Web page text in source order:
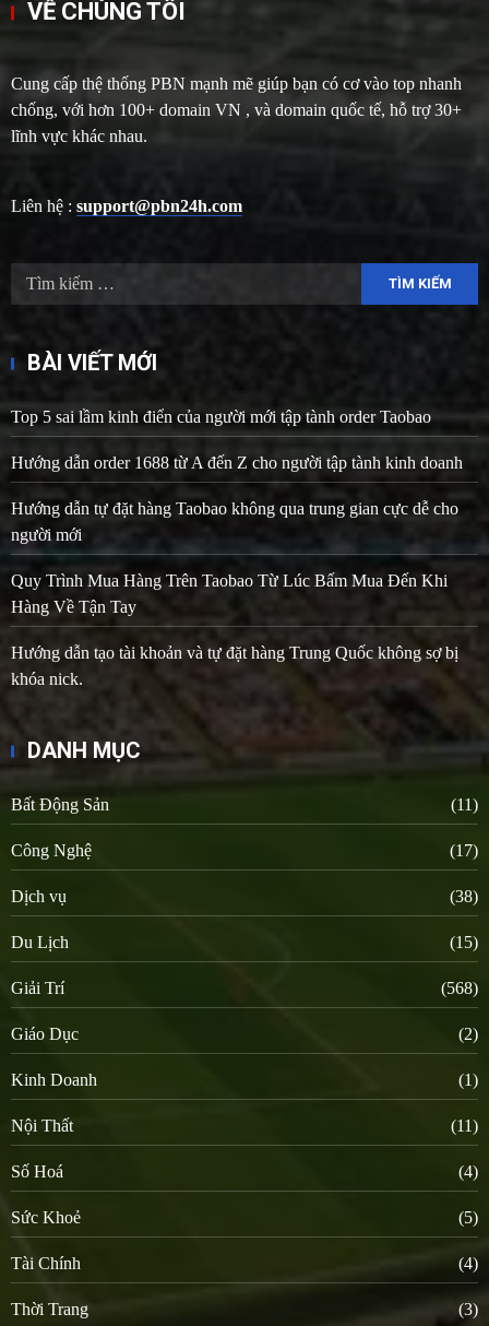
VỀ CHÚNG TÔI
Cung cấp thệ thống PBN mạnh mẽ giúp bạn có cơ vào top nhanh
chống, với hơn 100+ domain VN , và domain quốc tế, hỗ trợ 30+
lĩnh vực khác nhau.
Liên hệ : support@pbn24h.com
Tìm
kiếm
BÀI VIẾT MỚI
Top 5 sai lầm kinh điển của người mới tập tành order Taobao
Hướng dẫn order 1688 từ A đến Z cho người tập tành kinh doanh
Hướng dẫn tự đặt hàng Taobao không qua trung gian cực dễ cho
người mới
Quy Trình Mua Hàng Trên Taobao Từ Lúc Bấm Mua Đến Khi
Hàng Về Tận Tay
Hướng dẫn tạo tài khoản và tự đặt hàng Trung Quốc không sợ bị
khóa nick.
DANH MỤC
Bất Động Sản (11)
Công Nghệ (17)
Dịch vụ (38)
Du Lịch (15)
Giải Trí (568)
Giáo Dục (2)
Kinh Doanh (1)
Nội Thất (11)
Số Hoá (4)
Sức Khoẻ (5)
Tài Chính (4)
Thời Trang (3)